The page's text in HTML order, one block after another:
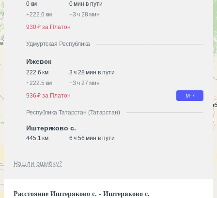
0 км
0 мин в пути
+222.6 км +3 ч 28 мин
930 ₽ за Платон
Удмуртская Республика
Ижевск
222.6 км
3 ч 28 мин в пути
+222.5 км +3 ч 27 мин
936 ₽ за Платон
М-7
Республика Татарстан (Татарстан)
Иштеряково с.
445.1 км 6 ч 56 мин в пути
Нашли ошибку?
Расстояние Иштеряково с. - Иштеряково с.